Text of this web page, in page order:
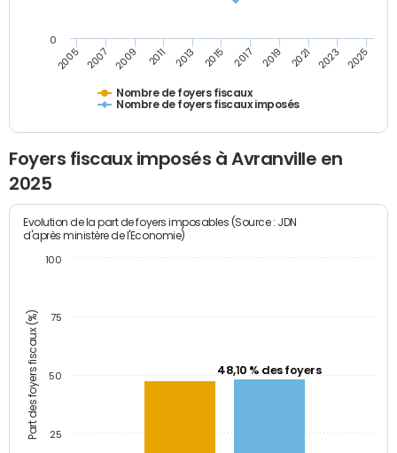
Nombre de foyers fiscaux
Nombre de foyers fiscaux imposés
2005 2007 2009 2011 2013 2015 2017 2019 2021 2023 2025
0
Foyers fiscaux imposés à Avranville en
2025
Part des foyers fiscaux (%)
Evolution de la part de foyers imposables (Source : JDN
d'après ministère de l'Economie)
48,10 % des foyers
25
50
75
100